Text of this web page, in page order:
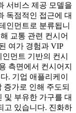
서비스 제공 모델을
독점적인 접근에 대
인먼트로 분류됩니
교통 관련 컨시어
여가 경험과 VIP
먼트 기반의 컨시
측면에서 컨시어지
. 기업 애플리케이
증가로 인해 주도되
및 부유한 가구를 대
고 있습니다. 진화하